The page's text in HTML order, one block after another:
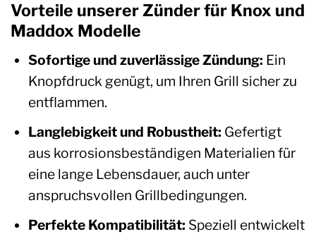
Vorteile unserer Zünder für Knox und
Maddox Modelle
Sofortige und zuverlässige Zündung: Ein
Knopfdruck genügt, um Ihren Grill sicher zu
entflammen.
Langlebigkeit und Robustheit: Gefertigt
aus korrosionsbeständigen Materialien für
eine lange Lebensdauer, auch unter
anspruchsvollen Grillbedingungen.
Perfekte Kompatibilität: Speziell entwickelt